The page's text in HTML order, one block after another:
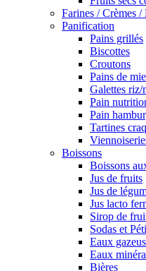
Farines / Crèmes /
Panification
Pains grillés
Biscottes
Croutons
Pains de mie
Galettes riz/
Pain
Pain
Tartines
Boissons
Boissons
Jus de fruits
Jus de
Jus lacto
Sirop de
Sodas et
Eaux
Eaux
Bières